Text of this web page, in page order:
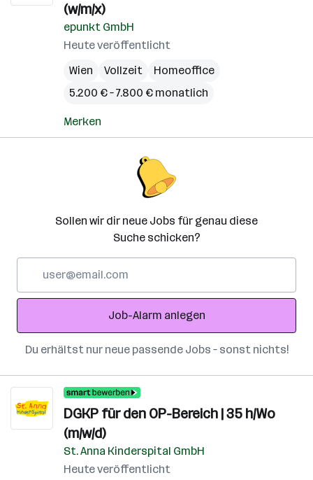
(w/m/x)
epunkt GmbH
Heute veröffentlicht
Wien
Vollzeit
Homeoffice
5.200 € – 7.800 € monatlich
Merken
Sollen wir dir neue Jobs für genau diese
Suche schicken?
Adresse
Job-Alarm anlegen
Du erhältst nur neue passende Jobs – sonst nichts!
DGKP für den OP-Bereich | 35 h/Wo
(m/w/d)
St. Anna Kinderspital GmbH
Heute veröffentlicht